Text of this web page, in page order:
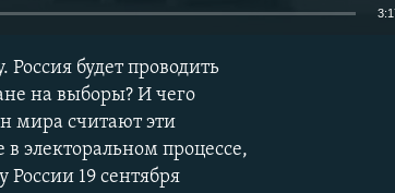
Россия будет проводить
на выборы? И чего
мира считают эти
электоральном процессе,
19 сентября